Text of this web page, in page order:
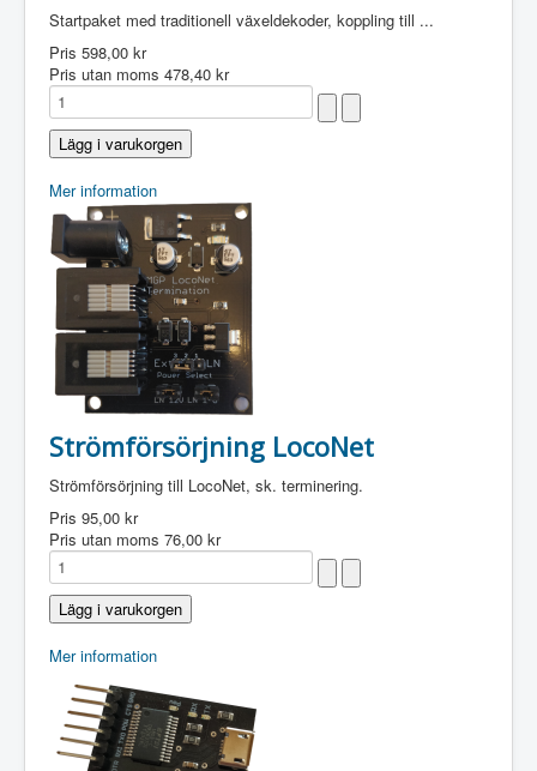
Startpaket med traditionell växeldekoder, koppling till ...
Pris 598,00 kr
Pris utan moms 478,40 kr
Mer information
Strömförsörjning LocoNet
Strömförsörjning till LocoNet, sk. terminering.
Pris 95,00 kr
Pris utan moms 76,00 kr
Mer information